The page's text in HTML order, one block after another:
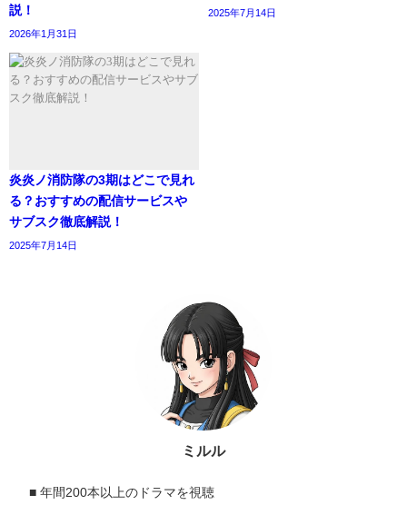
説！
2026年1月31日
2025年7月14日
炎炎ノ消防隊の3期はどこで見れ
る？おすすめの配信サービスや
サブスク徹底解説！
2025年7月14日
ミルル
■ 年間200本以上のドラマを視聴